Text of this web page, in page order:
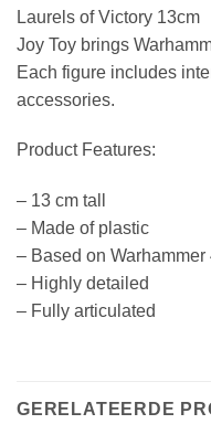
Laurels of Victory 13cm
Joy Toy brings
Each figure includes
accessories.
Product Features:
– 13 cm tall
– Made of plastic
– Based on Warhammer
– Highly detailed
– Fully articulated
GERELATEERDE